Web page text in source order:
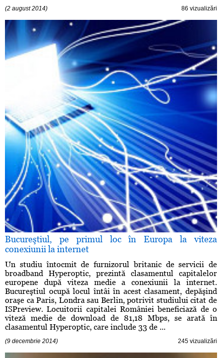
(2 august 2014) 86 vizualizări
Bucureştiul, pe primul loc în Europa la viteza
conexiunii la internet
Un studiu întocmit de furnizorul britanic de servicii de
broadband Hyperoptic, prezintă clasamentul capitalelor
europene după viteza medie a conexiunii la internet.
Bucureştiul ocupă locul întâi în acest clasament, depăşind
oraşe ca Paris, Londra sau Berlin, potrivit studiului citat de
ISPreview. Locuitorii capitalei României beneficiază de o
viteză medie de download de 81,18 Mbps, se arată în
clasamentul Hyperoptic, care include 33 de ...
(9 decembrie 2014) 245 vizualizări